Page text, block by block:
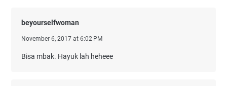
beyourselfwoman
November 6, 2017 at 6:02 PM
Bisa mbak. Hayuk lah heheee